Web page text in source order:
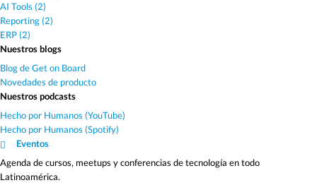
AI Tools (2)
Reporting (2)
ERP (2)
Nuestros blogs
Blog de Get on Board
Novedades de producto
Nuestros podcasts
Hecho por Humanos (YouTube)
Hecho por Humanos (Spotify)
Eventos
Agenda de cursos, meetups y conferencias de tecnología en todo
Latinoamérica.